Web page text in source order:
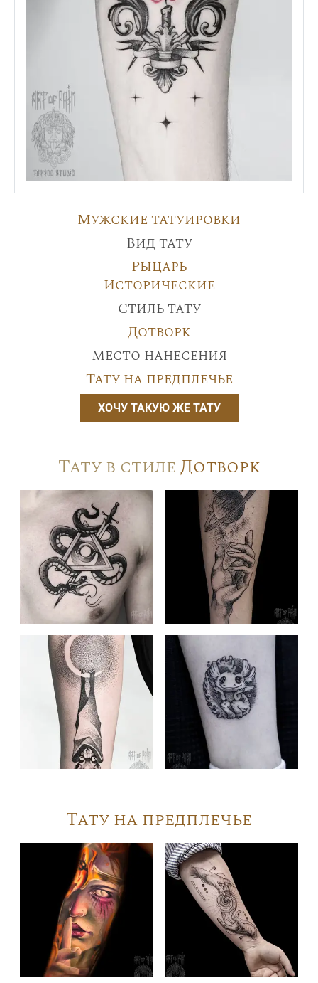
Мужские татуировки
Вид тату
Рыцарь
Исторические
Стиль тату
Дотворк
Место нанесения
Тату на предплечье
ХОЧУ ТАКУЮ ЖЕ ТАТУ
Тату в стилеДотворк
Тату на предплечье